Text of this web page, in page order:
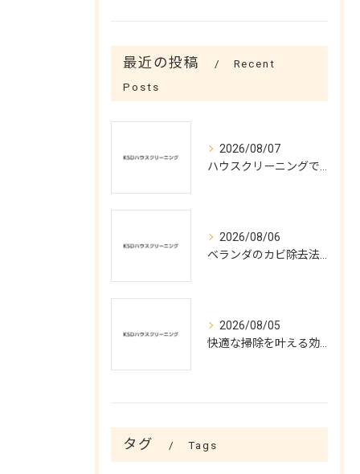
最近の投稿
Recent
Posts
2026/08/07
2026/08/06
2026/08/05
タグ Tags